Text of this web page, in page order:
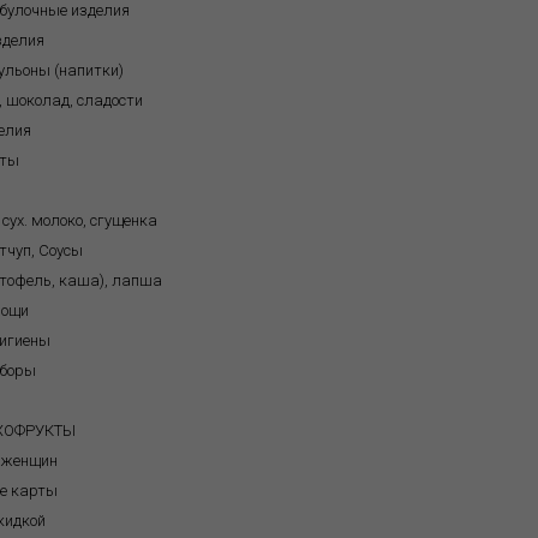
изделия
(напитки)
шоколад, сладости
молоко, сгущенка
Соусы
каша), лапша
карты